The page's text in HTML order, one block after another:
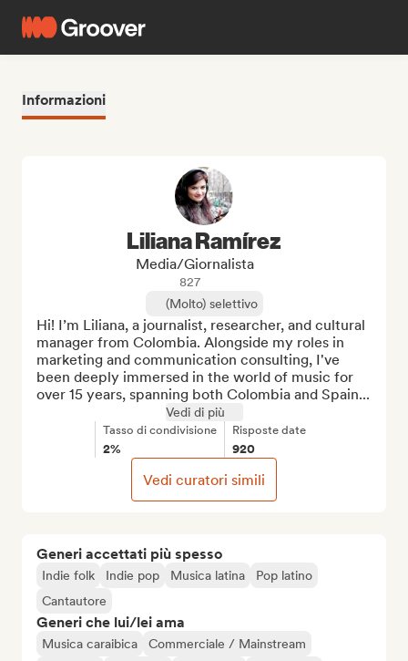
Informazioni
Generi accettati più spesso
Indie folk Indie pop Musica latina
Pop latino
Cantautore
Generi che lui/lei ama
Musica caraibica
Commerciale / Mainstream
Liliana Ramírez
Media/Giornalista
827
(Molto) selettivo
Hi! I’m Liliana, a journalist, researcher, and cultural
manager from Colombia. Alongside my roles in
marketing and communication consulting, I've
been deeply immersed in the world of music for
over 15 years, spanning both Colombia and Spain...
Vedi di più
Tasso di condivisione
2%
Risposte date
920
Vedi curatori simili